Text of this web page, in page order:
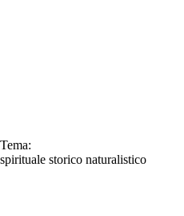
Tema:
spirituale storico naturalistico